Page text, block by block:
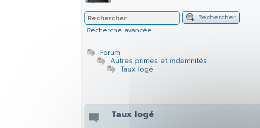
Rechercher
Recherche avancée
Forum
Autres primes et indemnités
Taux logé
Taux logé